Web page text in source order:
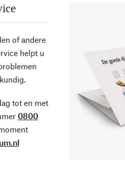
of andere
helpt u
tot en met
0800